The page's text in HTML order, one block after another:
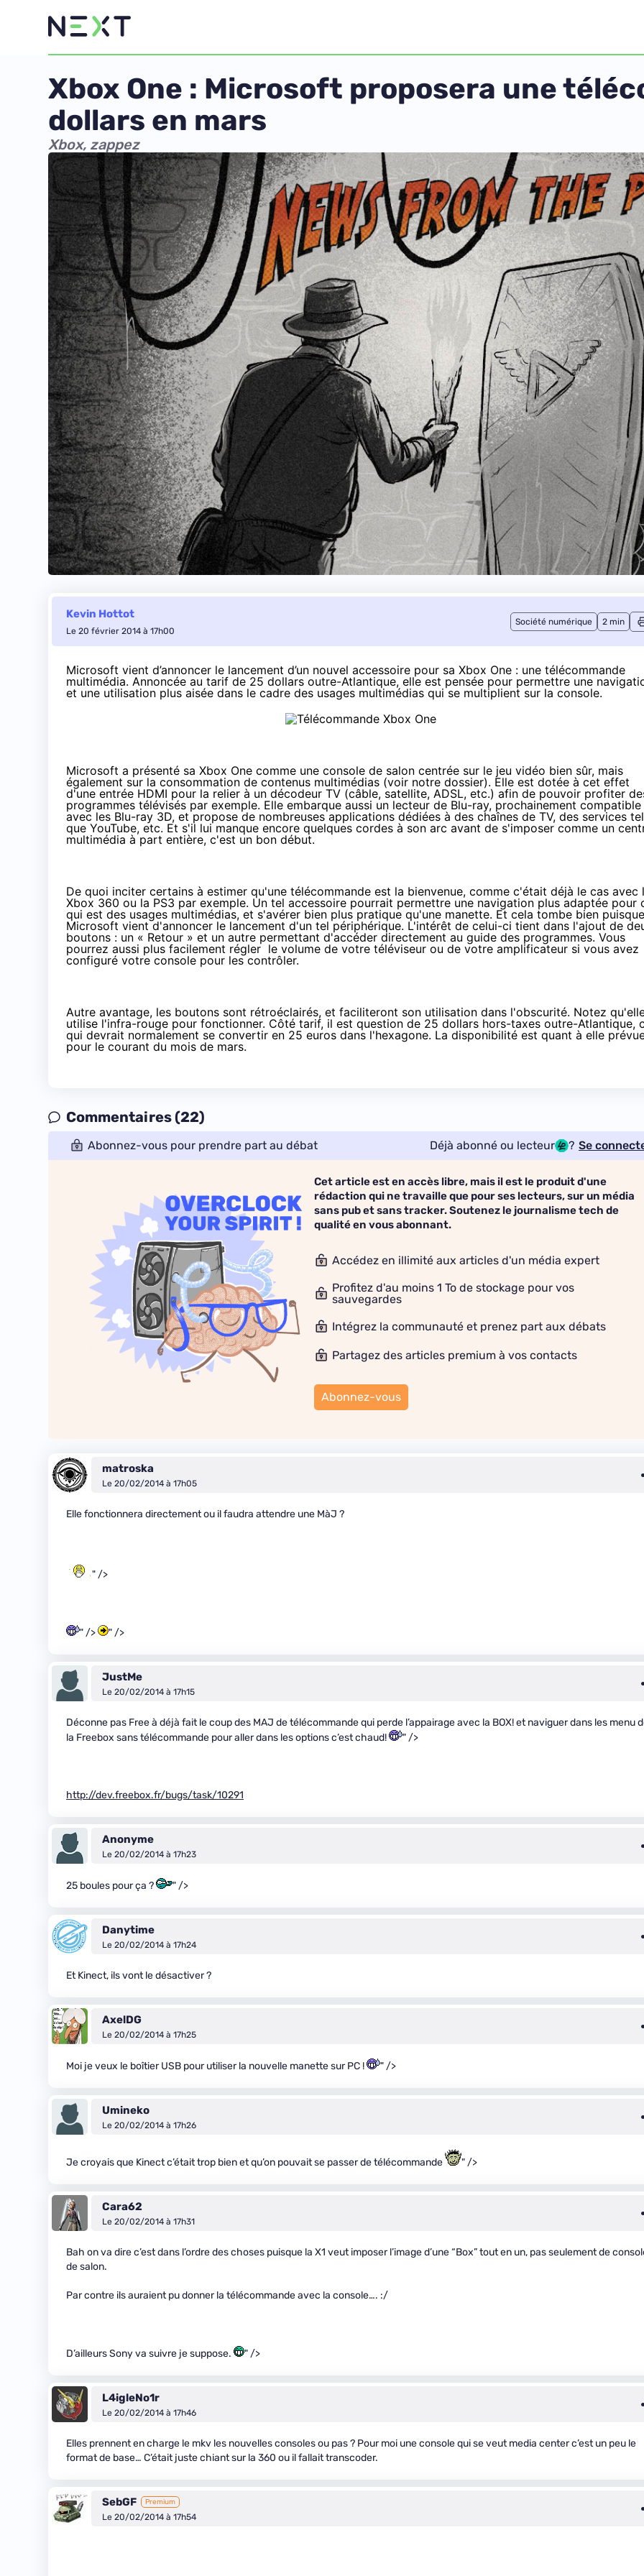
Xbox One : Microsoft proposera une
dollars en mars
Xbox, zappez
Kevin Hottot
Le 20 février 2014 à 17h00
Société numérique 2 min
Microsoft vient d’annoncer le lancement d’un nouvel accessoire pour sa Xbox One : une télécommande
multimédia. Annoncée au tarif de 25 dollars outre-Atlantique, elle est pensée pour permettre une
et une utilisation plus aisée dans le cadre des usages multimédias qui se multiplient sur la console.
Microsoft a présenté sa Xbox One comme une console de salon centrée sur le jeu vidéo bien sûr, mais
également sur la consommation de contenus multimédias (voir notre dossier). Elle est dotée à cet effet
d'une entrée HDMI pour la relier à un décodeur TV (câble, satellite, ADSL, etc.) afin de pouvoir profiter
programmes télévisés par exemple. Elle embarque aussi un lecteur de Blu-ray, prochainement compatible
avec les Blu-ray 3D, et propose de nombreuses applications dédiées à des chaînes de TV, des services
que YouTube, etc. Et s'il lui manque encore quelques cordes à son arc avant de s'imposer comme un
multimédia à part entière, c'est un bon début.
De quoi inciter certains à estimer qu'une télécommande est la bienvenue, comme c'était déjà le cas avec
Xbox 360 ou la PS3 par exemple. Un tel accessoire pourrait permettre une navigation plus adaptée pour
qui est des usages multimédias, et s'avérer bien plus pratique qu'une manette. Et cela tombe bien puisque
Microsoft vient d'annoncer le lancement d'un tel périphérique. L'intérêt de celui-ci tient dans l'ajout de
boutons : un « Retour » et un autre permettant d'accéder directement au guide des programmes. Vous
pourrez aussi plus facilement régler le volume de votre téléviseur ou de votre amplificateur si vous avez
configuré votre console pour les contrôler.
Autre avantage, les boutons sont rétroéclairés, et faciliteront son utilisation dans l'obscurité. Notez
utilise l'infra-rouge pour fonctionner. Côté tarif, il est question de 25 dollars hors-taxes outre-Atlantique,
qui devrait normalement se convertir en 25 euros dans l'hexagone. La disponibilité est quant à elle
pour le courant du mois de mars.
Commentaires (22)
Abonnez-vous pour prendre part au débat Déjà abonné ou lecteur ? Se
Cet article est en accès libre, mais il est le produit d'une
rédaction qui ne travaille que pour ses lecteurs, sur un média
sans pub et sans tracker. Soutenez le journalisme tech de
qualité en vous abonnant.
Accédez en illimité aux articles d'un média expert
Profitez d'au moins 1 To de stockage pour vos
sauvegardes
Intégrez la communauté et prenez part aux débats
Partagez des articles premium à vos contacts
Abonnez-vous
matroska
Le 20/02/2014 à 17h05
Elle fonctionnera directement ou il faudra attendre une MàJ ?
" />
" /> " />
JustMe
Le 20/02/2014 à 17h15
Déconne pas Free à déjà fait le coup des MAJ de télécommande qui perde l’appairage avec la BOX! et naviguer dans les menu
la Freebox sans télécommande pour aller dans les options c’est chaud!
" />
http://dev.freebox.fr/bugs/task/10291
Anonyme
Le 20/02/2014 à 17h23
25 boules pour ça ? " />
Danytime
Le 20/02/2014 à 17h24
Et Kinect, ils vont le désactiver ?
AxelDG
Le 20/02/2014 à 17h25
Moi je veux le boîtier USB pour utiliser la nouvelle manette sur PC ! " />
Umineko
Le 20/02/2014 à 17h26
Je croyais que Kinect c’était trop bien et qu’on pouvait se passer de télécommande " />
Cara62
Le 20/02/2014 à 17h31
Bah on va dire c’est dans l’ordre des choses puisque la X1 veut imposer l’image d’une “Box” tout en un, pas seulement de
de salon.
Par contre ils auraient pu donner la télécommande avec la console…. :/
D’ailleurs Sony va suivre je suppose. " />
L4igleNo1r
Le 20/02/2014 à 17h46
Elles prennent en charge le mkv les nouvelles consoles ou pas ? Pour moi une console qui se veut media center c’est un peu le
format de base… C’était juste chiant sur la 360 ou il fallait transcoder.
SebGF Premium
Le 20/02/2014 à 17h54